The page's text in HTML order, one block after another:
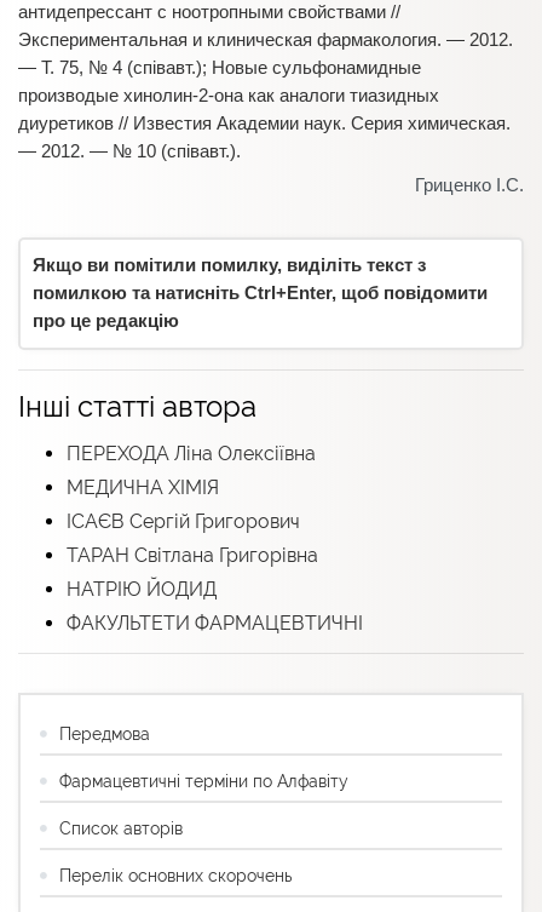
антидепрессант с ноотропными свойствами //
Экспериментальная и клиническая фармакология. — 2012.
— Т. 75, № 4 (співавт.); Новые сульфонамидные
производые хинолин-2-она как аналоги тиазидных
диуретиков // Известия Академии наук. Серия химическая.
— 2012. — № 10 (співавт.).
Гриценко І.С.
Якщо ви помітили помилку, виділіть текст з
помилкою та натисніть Ctrl+Enter, щоб повідомити
про це редакцію
Інші статті автора
ПЕРЕХОДА Ліна Олексіївна
МЕДИЧНА ХІМІЯ
ІСАЄВ Сергій Григорович
ТАРАН Світлана Григорівна
НАТРІЮ ЙОДИД
ФАКУЛЬТЕТИ ФАРМАЦЕВТИЧНІ
Передмова
Фармацевтичні терміни по Алфавіту
Список авторів
Перелік основних скорочень